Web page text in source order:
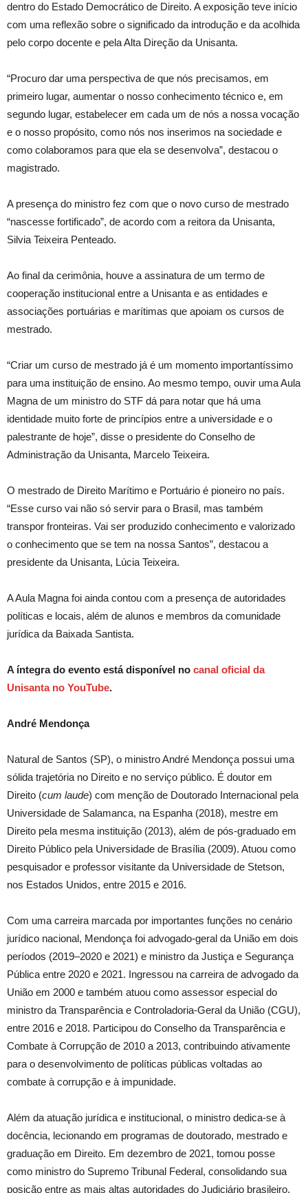
dentro do Estado Democrático de Direito. A exposição teve início
com uma reflexão sobre o significado da introdução e da acolhida
pelo corpo docente e pela Alta Direção da Unisanta.
“Procuro dar uma perspectiva de que nós precisamos, em
primeiro lugar, aumentar o nosso conhecimento técnico e, em
segundo lugar, estabelecer em cada um de nós a nossa vocação
e o nosso propósito, como nós nos inserimos na sociedade e
como colaboramos para que ela se desenvolva”, destacou o
magistrado.
A presença do ministro fez com que o novo curso de mestrado
“nascesse fortificado”, de acordo com a reitora da Unisanta,
Silvia Teixeira Penteado.
Ao final da cerimônia, houve a assinatura de um termo de
cooperação institucional entre a Unisanta e as entidades e
associações portuárias e marítimas que apoiam os cursos de
mestrado.
“Criar um curso de mestrado já é um momento importantíssimo
para uma instituição de ensino. Ao mesmo tempo, ouvir uma Aula
Magna de um ministro do STF dá para notar que há uma
identidade muito forte de princípios entre a universidade e o
palestrante de hoje”, disse o presidente do Conselho de
Administração da Unisanta, Marcelo Teixeira.
O mestrado de Direito Marítimo e Portuário é pioneiro no país.
“Esse curso vai não só servir para o Brasil, mas também
transpor fronteiras. Vai ser produzido conhecimento e valorizado
o conhecimento que se tem na nossa Santos”, destacou a
presidente da Unisanta, Lúcia Teixeira.
A Aula Magna foi ainda contou com a presença de autoridades
políticas e locais, além de alunos e membros da comunidade
jurídica da Baixada Santista.
A íntegra do evento está disponível no canal oficial da
Unisanta no YouTube.
André Mendonça
Natural de Santos (SP), o ministro André Mendonça possui uma
sólida trajetória no Direito e no serviço público. É doutor em
Direito (cum laude) com menção de Doutorado Internacional pela
Universidade de Salamanca, na Espanha (2018), mestre em
Direito pela mesma instituição (2013), além de pós-graduado em
Direito Público pela Universidade de Brasília (2009). Atuou como
pesquisador e professor visitante da Universidade de Stetson,
nos Estados Unidos, entre 2015 e 2016.
Com uma carreira marcada por importantes funções no cenário
jurídico nacional, Mendonça foi advogado-geral da União em dois
períodos (2019–2020 e 2021) e ministro da Justiça e Segurança
Pública entre 2020 e 2021. Ingressou na carreira de advogado da
União em 2000 e também atuou como assessor especial do
ministro da Transparência e Controladoria-Geral da União (CGU),
entre 2016 e 2018. Participou do Conselho da Transparência e
Combate à Corrupção de 2010 a 2013, contribuindo ativamente
para o desenvolvimento de políticas públicas voltadas ao
combate à corrupção e à impunidade.
Além da atuação jurídica e institucional, o ministro dedica-se à
docência, lecionando em programas de doutorado, mestrado e
graduação em Direito. Em dezembro de 2021, tomou posse
como ministro do Supremo Tribunal Federal, consolidando sua
posição entre as mais altas autoridades do Judiciário brasileiro.